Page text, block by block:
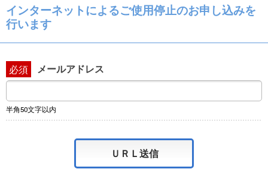
インターネットによるご使用停止のお申し込みを
行います
必須 メールアドレス
半角50文字以内